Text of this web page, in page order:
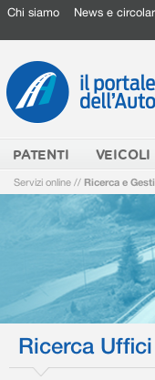
Chi siamo News e
PATENTI VEICOLI
Servizi online // Ricerca e
Ricerca